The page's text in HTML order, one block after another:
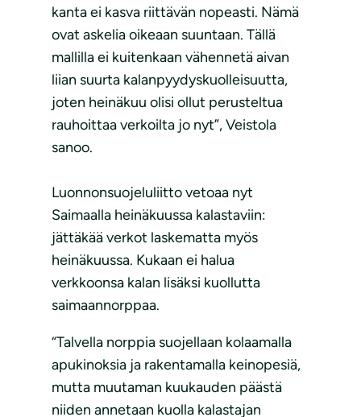
kanta ei kasva riittävän nopeasti. Nämä
ovat askelia oikeaan suuntaan. Tällä
mallilla ei kuitenkaan vähennetä aivan
liian suurta kalanpyydyskuolleisuutta,
joten heinäkuu olisi ollut perusteltua
rauhoittaa verkoilta jo nyt”, Veistola
sanoo.
Luonnonsuojeluliitto vetoaa nyt
Saimaalla heinäkuussa kalastaviin:
jättäkää verkot laskematta myös
heinäkuussa. Kukaan ei halua
verkkoonsa kalan lisäksi kuollutta
saimaannorppaa.
“Talvella norppia suojellaan kolaamalla
apukinoksia ja rakentamalla keinopesiä,
mutta muutaman kuukauden päästä
niiden annetaan kuolla kalastajan